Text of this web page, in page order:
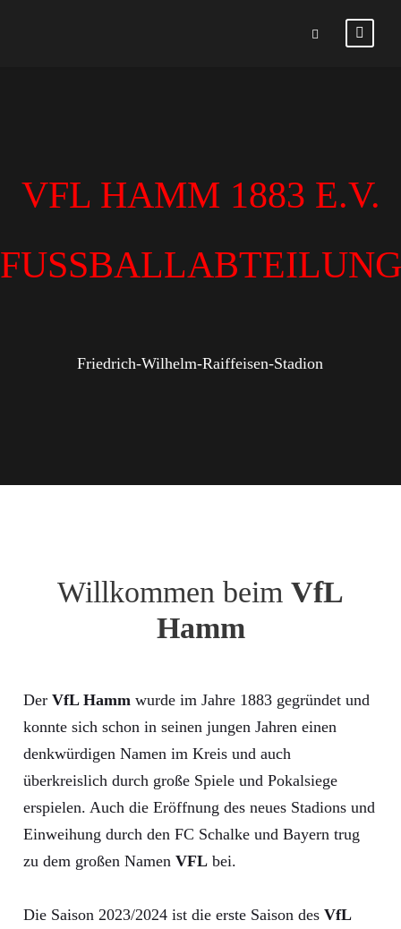
VFL HAMM 1883 E.V.
FUSSBALLABTEILUNG
Friedrich-Wilhelm-Raiffeisen-Stadion
Willkommen beim VfL
Hamm
Der VfL Hamm wurde im Jahre 1883 gegründet und
konnte sich schon in seinen jungen Jahren einen
denkwürdigen Namen im Kreis und auch
überkreislich durch große Spiele und Pokalsiege
erspielen. Auch die Eröffnung des neues Stadions und
Einweihung durch den FC Schalke und Bayern trug
zu dem großen Namen VFL bei.
Die Saison 2023/2024 ist die erste Saison des VfL